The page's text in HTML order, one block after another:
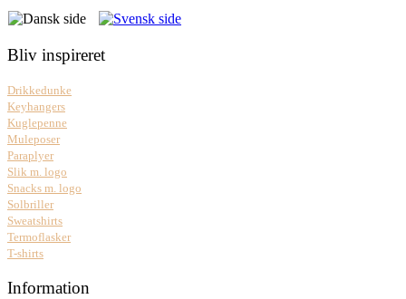
Bliv inspireret
Drikkedunke
Keyhangers
Kuglepenne
Muleposer
Paraplyer
Slik m. logo
Snacks m. logo
Solbriller
Sweatshirts
Termoflasker
T-shirts
Information